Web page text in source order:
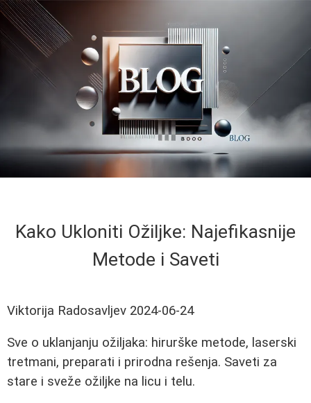
Kako Ukloniti Ožiljke: Najefikasnije
Metode i Saveti
Viktorija Radosavljev 2024-06-24
Sve o uklanjanju ožiljaka: hirurške metode, laserski
tretmani, preparati i prirodna rešenja. Saveti za
stare i sveže ožiljke na licu i telu.